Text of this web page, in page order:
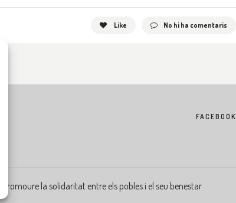
Like No hi ha comentaris
FACEBOOK
promoure la solidaritat entre els pobles i el seu benestar